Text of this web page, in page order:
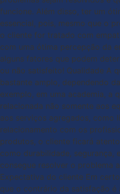
funcione. Além disso, ter um
essencial, pois, mesmo que o
o cliente for tratado com
com uma ótima percepção da
alguns fatores que podem
ou não satisfeito! Qualidade A
bastante amplo, dependendo
exemplo, em uma academia, a
relacionada não somente aos
aos serviços agregados, como
relacionamento com os
produtos, o cliente ficará
como durabilidade, segurança,
consegue resolver o problema
Expectativa do cliente Em
que o contrário da satisfação é